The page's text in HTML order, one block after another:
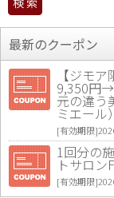
最新のクーポン
【ジモ
9,350円
元の違う
ミエール
[有効期限
1回分の
トサロン
[有効期限